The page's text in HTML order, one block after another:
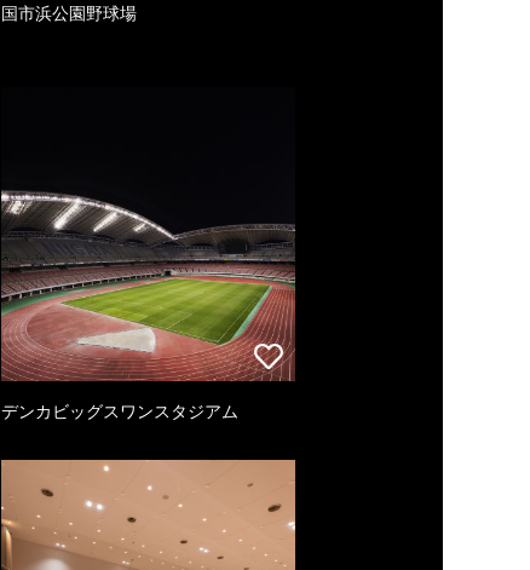
国市浜公園野球場
デンカビッグスワンスタジアム